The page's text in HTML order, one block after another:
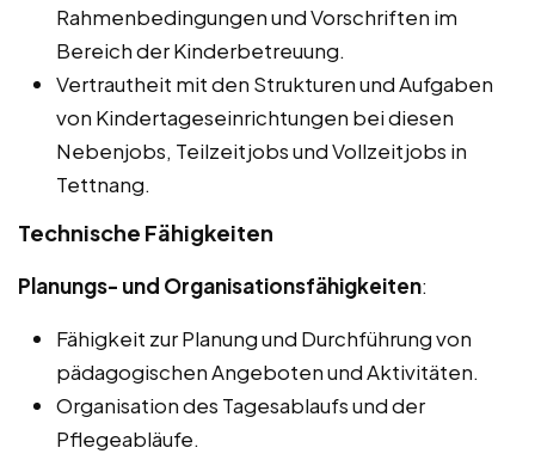
Rahmenbedingungen und Vorschriften im
Bereich der Kinderbetreuung.
Vertrautheit mit den Strukturen und Aufgaben
von Kindertageseinrichtungen bei diesen
Nebenjobs, Teilzeitjobs und Vollzeitjobs in
Tettnang.
Technische Fähigkeiten
Planungs- und Organisationsfähigkeiten:
Fähigkeit zur Planung und Durchführung von
pädagogischen Angeboten und Aktivitäten.
Organisation des Tagesablaufs und der
Pflegeabläufe.